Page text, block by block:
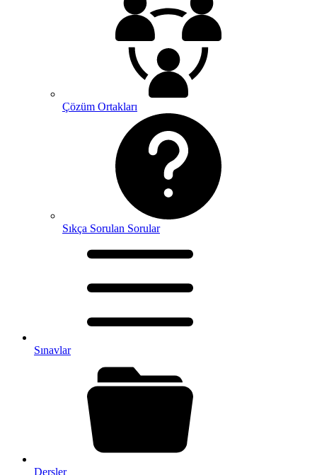
Çözüm Ortakları
Sıkça Sorulan Sorular
Sınavlar
Dersler